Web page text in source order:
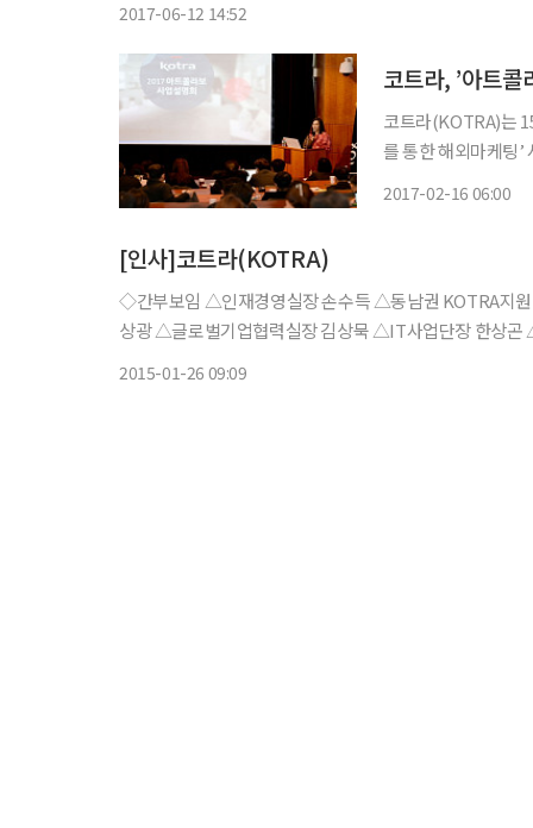
2017-06-12 14:52
코트라, ’아트콜
코트라(KOTRA)는
를 통한 해외마케팅’
2017-02-16 06:00
[인사]코트라(KOTRA)
◇간부보임 △인재경영실장 손수득 △동남권 KOTRA지원단장 황중하 △KOTRA글로벌연수원장 정종태 △기업역량강화실장 이
상광 △글로벌기업협력실장 김상묵 △IT사업단장 한상
2015-01-26 09:09